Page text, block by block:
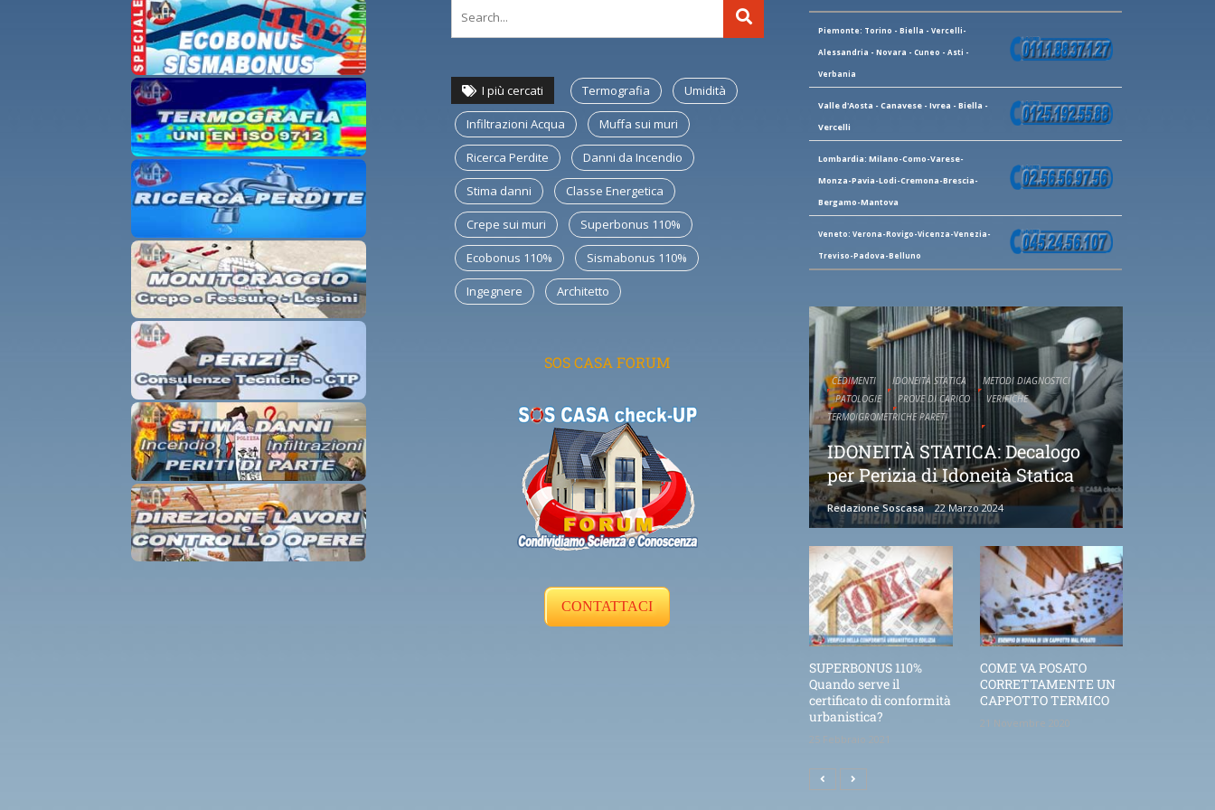
I più cercati Termografia Umidità
Infiltrazioni Acqua Muffa sui muri
Ricerca Perdite Danni da Incendio
Stima danni Classe Energetica
Crepe sui muri Superbonus 110%
Ecobonus 110% Sismabonus 110%
Ingegnere Architetto
SOS CASA FORUM
CONTATTACI
Piemonte: Torino - Biella - Vercelli-
Alessandria - Novara - Cuneo - Asti -
Verbania
Valle d'Aosta - Canavese - Ivrea - Biella -
Vercelli
Lombardia: Milano-Como-Varese-
Monza-Pavia-Lodi-Cremona-Brescia-
Bergamo-Mantova
Veneto: Verona-Rovigo-Vicenza-Venezia-
Treviso-Padova-Belluno
CEDIMENTI IDONEITÀ STATICA
METODI DIAGNOSTICI
PATOLOGIE
PROVE DI CARICO
VERIFICHE
TERMOIGROMETRICHE PARETI
IDONEITÀ STATICA: Decalogo
per Perizia di Idoneità Statica
Redazione Soscasa 22 Marzo 2024
SUPERBONUS 110%
Quando serve il
certificato di conformità
urbanistica?
25 Febbraio 2021
COME VA POSATO
CORRETTAMENTE UN
CAPPOTTO TERMICO
21 Novembre 2020